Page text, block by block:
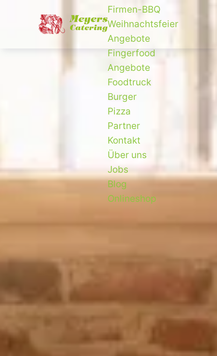
Firmen-BBQ
Weihnachtsfeier
Angebote
Fingerfood
Angebote
Foodtruck
Burger
Pizza
Partner
Kontakt
Über uns
Jobs
Blog
Onlineshop